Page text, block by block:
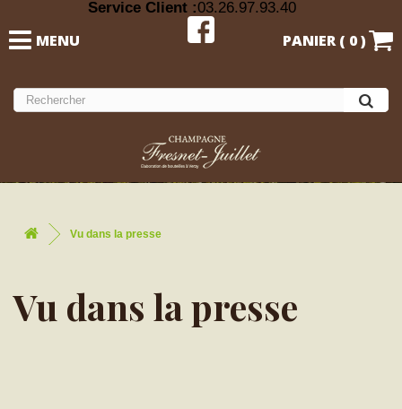
Service Client :03.26.97.93.40
MENU PANIER ( 0)
Vu dans la presse
Vu dans la presse